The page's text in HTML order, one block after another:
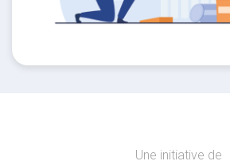
Une initiative de